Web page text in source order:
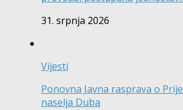
31. srpnja 2026
Vijesti
Ponovna Javna rasprava o
naselja Duba